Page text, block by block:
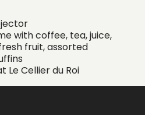
with coffee, tea, juice,
fruit, assorted
Le Cellier du Roi